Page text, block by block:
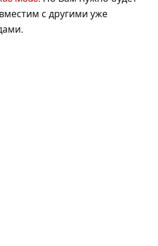
с другими уже